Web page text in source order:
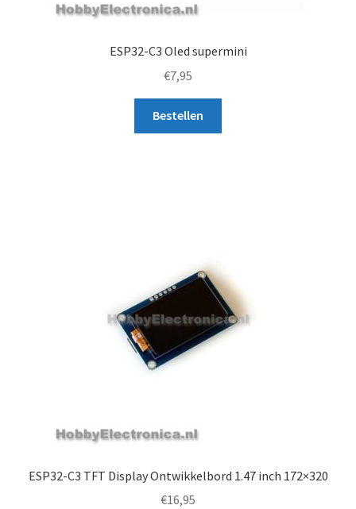
ESP32-C3 Oled supermini
€7,95
Bestellen
ESP32-C3 TFT Display Ontwikkelbord 1.47 inch 172×320
€16,95